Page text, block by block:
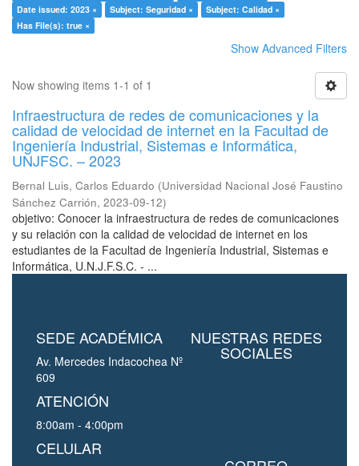
Date issued: 2023 ×
Subject: Seguridad ×
Subject: Calidad ×
Has File(s): true ×
Show Advanced Filters
Now showing items 1-1 of 1
Infraestructura de redes de comunicaciones y la
calidad de velocidad de internet en la Facultad de
Ingeniería Industrial, Sistemas e Informática,
UNJFSC. – 2023
Bernal Luis, Carlos Eduardo (Universidad Nacional José Faustino
Sánchez Carrión, 2023-09-12)
objetivo: Conocer la infraestructura de redes de comunicaciones
y su relación con la calidad de velocidad de internet en los
estudiantes de la Facultad de Ingeniería Industrial, Sistemas e
Informática, U.N.J.F.S.C. - ...
SEDE ACADÉMICA
Av. Mercedes Indacochea Nº
609
ATENCIÓN
8:00am - 4:00pm
CELULAR
NUESTRAS REDES
SOCIALES